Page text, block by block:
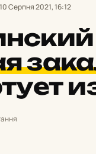
10 Серпня 2021, 16:12